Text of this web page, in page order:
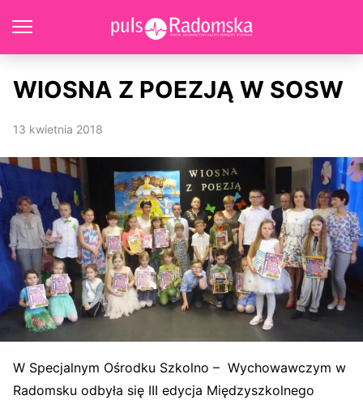
WIOSNA Z POEZJĄ W SOSW
13 kwietnia 2018
W Specjalnym Ośrodku Szkolno – Wychowawczym w
Radomsku odbyła się III edycja Międzyszkolnego